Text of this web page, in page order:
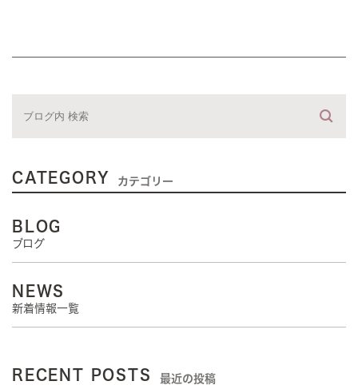
CATEGORY カテゴリー
BLOG
ブログ
NEWS
新着情報一覧
RECENT POSTS 最近の投稿